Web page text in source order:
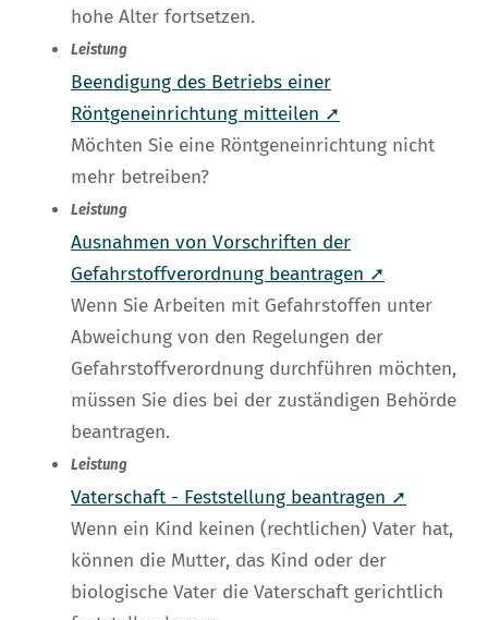
hohe Alter fortsetzen.
Leistung
Beendigung des Betriebs einer
Röntgeneinrichtung mitteilen ➚
Möchten Sie eine Röntgeneinrichtung nicht
mehr betreiben?
Leistung
Ausnahmen von Vorschriften der
Gefahrstoffverordnung beantragen ➚
Wenn Sie Arbeiten mit Gefahrstoffen unter
Abweichung von den Regelungen der
Gefahrstoffverordnung durchführen möchten,
müssen Sie dies bei der zuständigen Behörde
beantragen.
Leistung
Vaterschaft - Feststellung beantragen ➚
Wenn ein Kind keinen (rechtlichen) Vater hat,
können die Mutter, das Kind oder der
biologische Vater die Vaterschaft gerichtlich